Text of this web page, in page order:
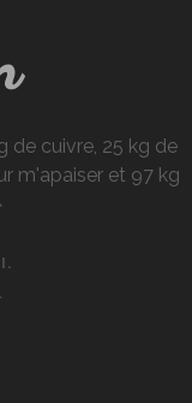
de cuivre, 25 kg de
m'apaiser et 97 kg